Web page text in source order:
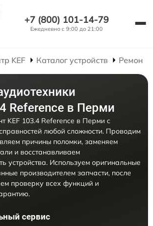
+7 (800) 101-14-79
Ежедневно с 9:00 до 21:00
KEF Каталог устройств Ремонт
Reference в Перми
KEF 103.4 Reference в Перми с
любой сложности. Проводим
причины поломки, заменяем
и восстанавливаем
устройства. Используем оригинальные
производителем запчасти, после
проверку всех функций и
сервис